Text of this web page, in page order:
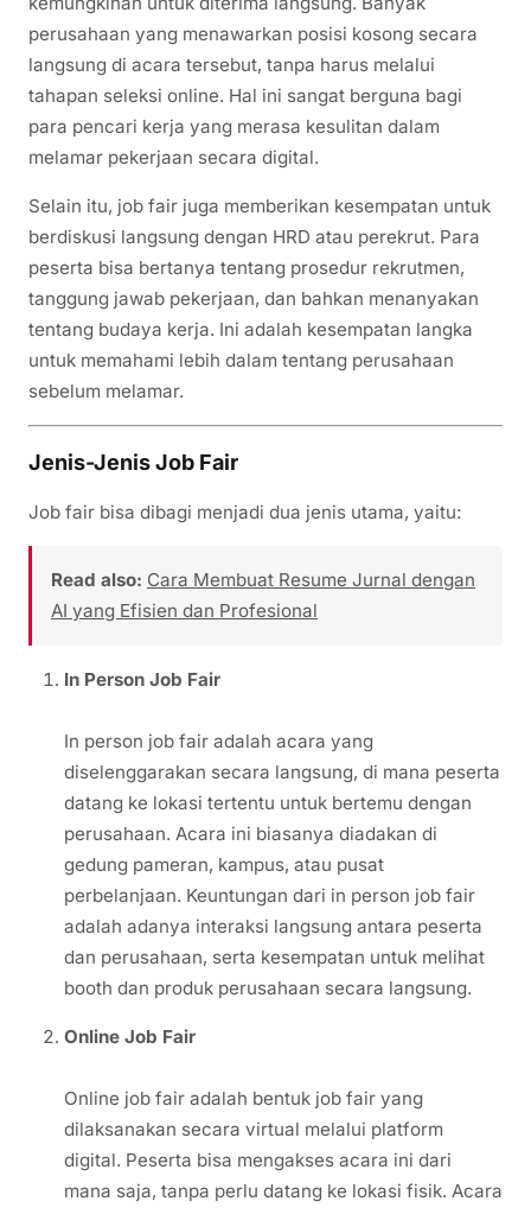
perusahaan yang menawarkan posisi kosong secara
langsung di acara tersebut, tanpa harus melalui
tahapan seleksi online. Hal ini sangat berguna bagi
para pencari kerja yang merasa kesulitan dalam
melamar pekerjaan secara digital.
Selain itu, job fair juga memberikan kesempatan untuk
berdiskusi langsung dengan HRD atau perekrut. Para
peserta bisa bertanya tentang prosedur rekrutmen,
tanggung jawab pekerjaan, dan bahkan menanyakan
tentang budaya kerja. Ini adalah kesempatan langka
untuk memahami lebih dalam tentang perusahaan
sebelum melamar.
Jenis-Jenis Job Fair
Job fair bisa dibagi menjadi dua jenis utama, yaitu:
Read also: Cara Membuat Resume Jurnal dengan
AI yang Efisien dan Profesional
In Person Job Fair
In person job fair adalah acara yang
diselenggarakan secara langsung, di mana peserta
datang ke lokasi tertentu untuk bertemu dengan
perusahaan. Acara ini biasanya diadakan di
gedung pameran, kampus, atau pusat
perbelanjaan. Keuntungan dari in person job fair
adalah adanya interaksi langsung antara peserta
dan perusahaan, serta kesempatan untuk melihat
booth dan produk perusahaan secara langsung.
Online Job Fair
Online job fair adalah bentuk job fair yang
dilaksanakan secara virtual melalui platform
digital. Peserta bisa mengakses acara ini dari
mana saja, tanpa perlu datang ke lokasi fisik. Acara